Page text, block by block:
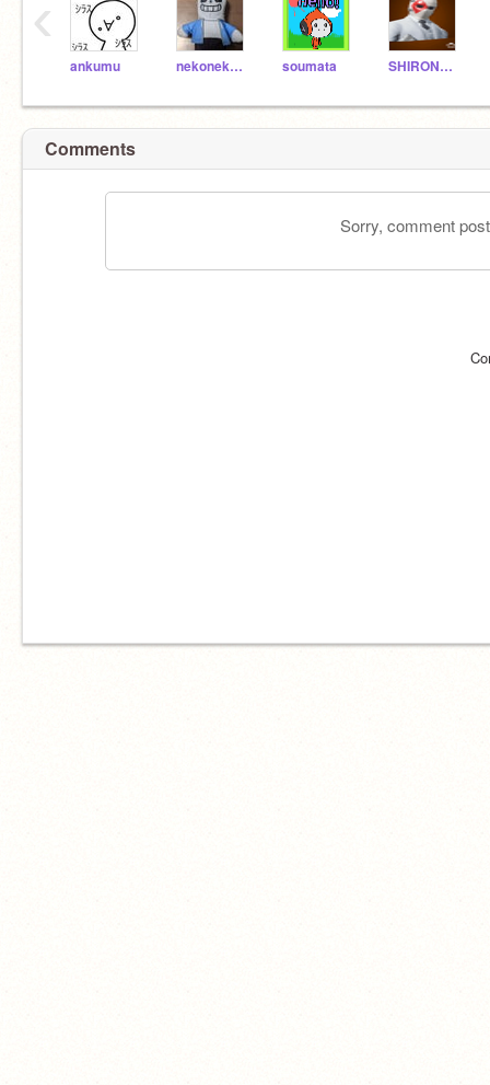
ankumu nekonekonihonnsi soumata SHIRONAGASU01
‹
Comments
Sorry, comment